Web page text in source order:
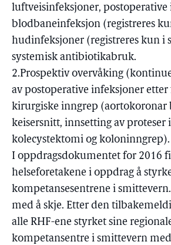
luftveisinfeksjoner, postoperative
blodbaneinfeksjon (registreres
hudinfeksjoner (registreres kun i
systemisk antibiotikabruk.
2.Prospektiv overvåking
av postoperative infeksjoner
kirurgiske inngrep (aortokoronar
keisersnitt, innsetting av proteser
kolecystektomi og koloninngrep).
I oppdragsdokumentet for 2016
helseforetakene i oppdrag å
kompetansesentrene i
med å skje. Etter den
alle RHF-ene styrket sine
kompetansentre i smittevern